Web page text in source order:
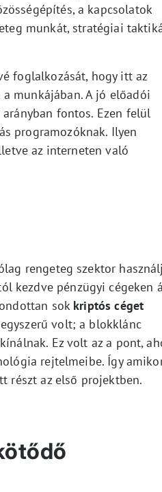
a kapcsolatok
munkát, stratégiai
foglalkozását, hogy itt az
munkájában. A jó előadói
fontos. Ezen felül
programozóknak. Ilyen
az interneten való
rengeteg szektor
kezdve pénzügyi cégeken
sok kriptós céget
volt; a blokklánc
Ez volt az a pont,
rejtelmeibe. Így
részt az első projektben.